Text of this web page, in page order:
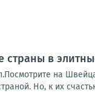
в
на
Но, к их